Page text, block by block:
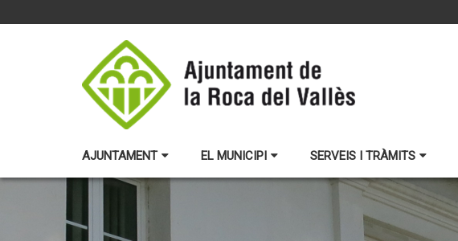
AJUNTAMENT EL MUNICIPI SERVEIS I TRÀMITS